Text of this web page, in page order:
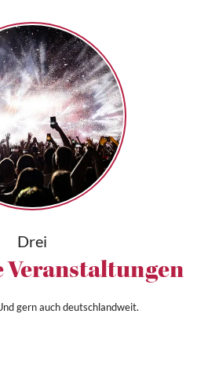
Drei
Veranstaltungen
gern auch deutschlandweit.